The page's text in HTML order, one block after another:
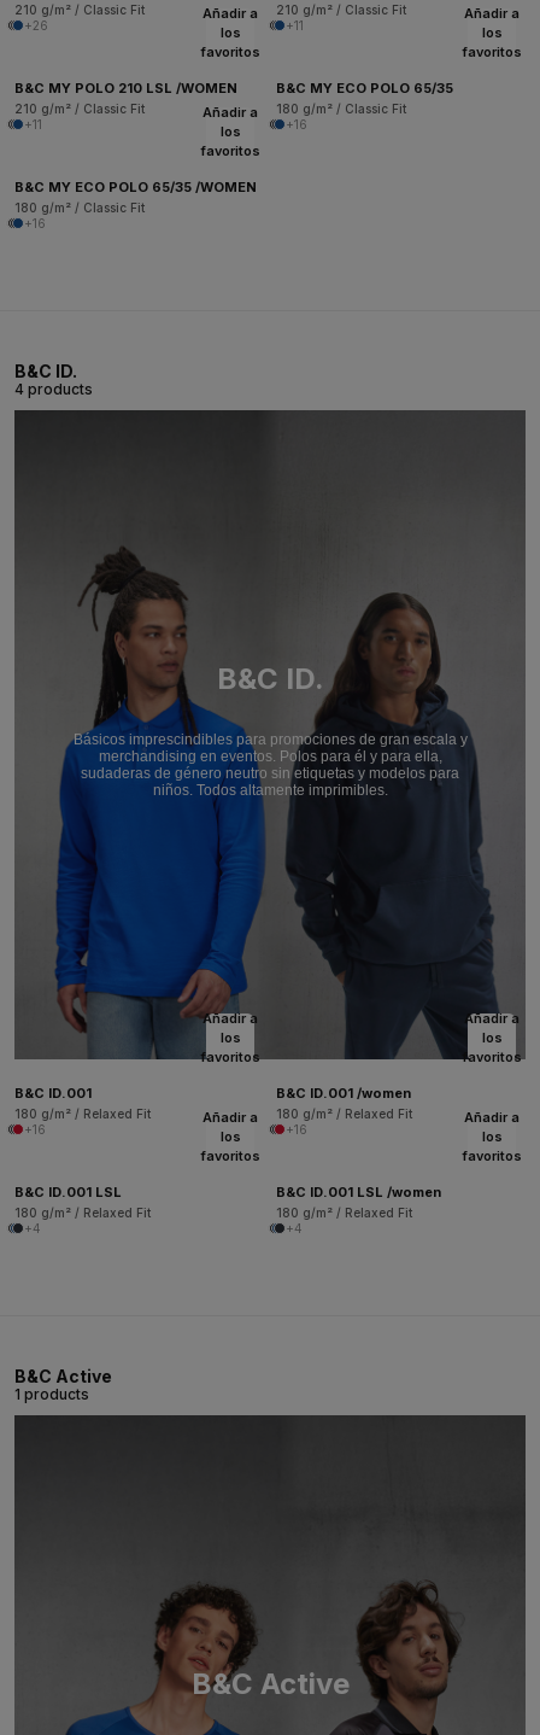
210 g/m² / Classic Fit
+26
210 g/m² / Classic Fit
+11
Añadir a
los
favoritos
B&C MY POLO 210 LSL /WOMEN
210 g/m² / Classic Fit
+11
Añadir a
los
favoritos
B&C MY ECO POLO 65/35
180 g/m² / Classic Fit
+16
Añadir a
los
favoritos
B&C MY ECO POLO 65/35 /WOMEN
180 g/m² / Classic Fit
+16
B&C ID.
4 products
B&C ID.
Básicos imprescindibles para promociones de gran escala y
merchandising en eventos. Polos para él y para ella,
sudaderas de género neutro sin etiquetas y modelos para
niños. Todos altamente imprimibles.
Añadir a
los
favoritos
B&C ID.001
180 g/m² / Relaxed Fit
+16
Añadir a
los
favoritos
B&C ID.001 /women
180 g/m² / Relaxed Fit
+16
Añadir a
los
favoritos
B&C ID.001 LSL
180 g/m² / Relaxed Fit
+4
Añadir a
los
favoritos
B&C ID.001 LSL /women
180 g/m² / Relaxed Fit
+4
B&C Active
1 products
B&C Active